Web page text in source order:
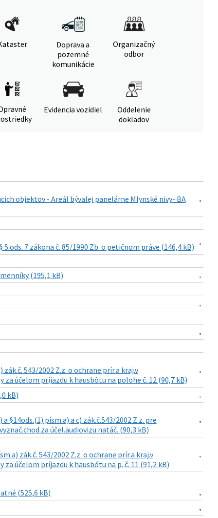
Doprava a
pozemné
komunikácie
Organizačný
odbor
Evidencia vozidiel
Oddelenie
dokladov
objektov - Areál bývalej panelárne Mlynské nivy- BA
ods. 7 zákona č. 85/1990 Zb. o petičnom práve (146,4 kB)
(195,1 kB)
543/2002 Z.z. o ochrane prír.a kraj.v
účelom príjazdu k hausbótu na polohe č. 12 (90,7 kB)
kB)
§14ods.(1) písm.a) a c) zák.č.543/2002 Z.z. pre
účel.audiovizu.natáč. (90,3 kB)
zák.č. 543/2002 Z.z. o ochrane prír.a kraj.v
účelom príjazdu k hausbótu na p. č. 11 (91,2 kB)
(525,6 kB)